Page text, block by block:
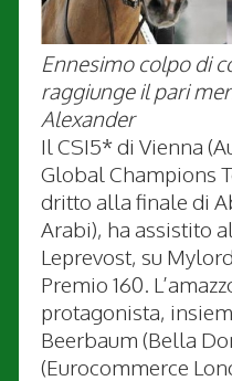
Ennesimo colpo di
raggiunge il pari
Alexander
Il CSI5* di Vienna
Global Champions
dritto alla finale di
Arabi), ha assistito
Leprevost, su
Premio 160.
protagonista,
Beerbaum (Bella
(Eurocommerce